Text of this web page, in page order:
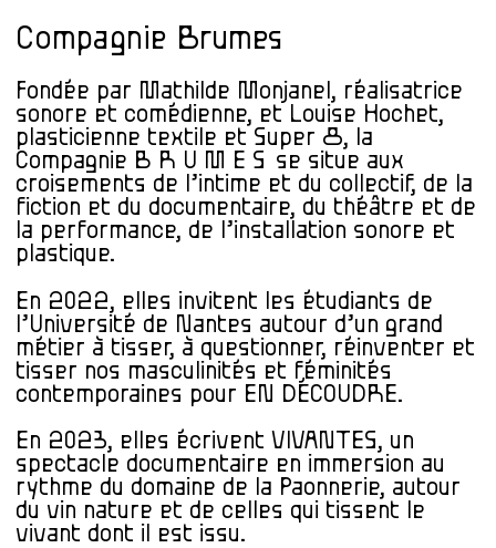
Compagnie Brumes
Fondée par Mathilde Monjanel, réalisatrice
sonore et comédienne, et Louise Hochet,
plasticienne textile et Super 8, la
Compagnie B R U M E S se situe aux
croisements de l’intime et du collectif, de la
fiction et du documentaire, du théâtre et de
la performance, de l’installation sonore et
plastique.
En 2022, elles invitent les étudiants de
l’Université de Nantes autour d’un grand
métier à tisser, à questionner, réinventer et
tisser nos masculinités et féminités
contemporaines pour EN DÉCOUDRE.
En 2023, elles écrivent VIVANTES, un
spectacle documentaire en immersion au
rythme du domaine de la Paonnerie, autour
du vin nature et de celles qui tissent le
vivant dont il est issu.